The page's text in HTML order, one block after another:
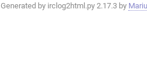
Generated by irclog2html.py 2.17.3 by